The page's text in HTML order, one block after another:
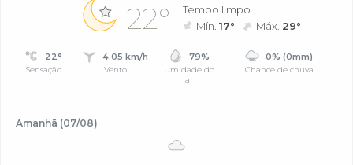
22°
Tempo limpo
Mín.17° Máx. 29°
22°
Sensação
4.05 km/h
Vento
79%
Umidade do
ar
0% (0mm)
Chance de chuva
Amanhã (07/08)